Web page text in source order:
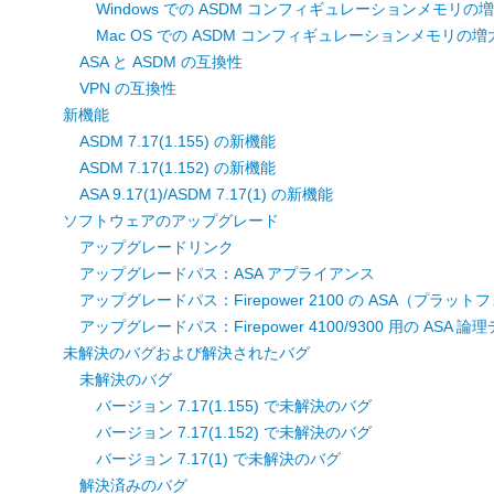
Windows での ASDM コンフィギュレーションメモリの
Mac OS での ASDM コンフィギュレーションメモリの増
ASA と ASDM の互換性
VPN の互換性
新機能
ASDM 7.17(1.155) の新機能
ASDM 7.17(1.152) の新機能
ASA 9.17(1)/ASDM 7.17(1) の新機能
ソフトウェアのアップグレード
アップグレードリンク
アップグレードパス：ASA アプライアンス
アップグレードパス：Firepower 2100 の ASA（プラットフ
アップグレードパス：Firepower 4100/9300 用の ASA 論理
未解決のバグおよび解決されたバグ
未解決のバグ
バージョン 7.17(1.155) で未解決のバグ
バージョン 7.17(1.152) で未解決のバグ
バージョン 7.17(1) で未解決のバグ
解決済みのバグ